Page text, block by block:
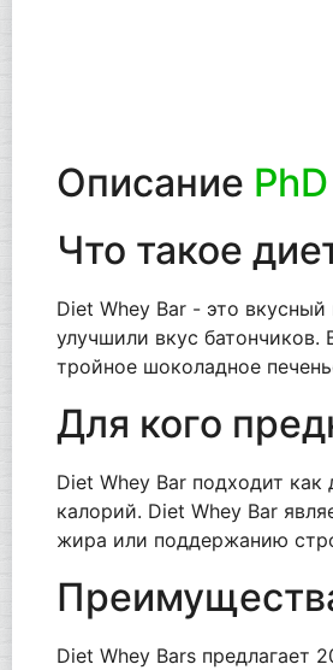
Описание
Что такое
Diet Whey Bar - это
улучшили вкус
тройное шоколадное
Для кого
Diet Whey Bar подходит
калорий. Diet Whey Bar
жира или поддержанию
Diet Whey Bars предлагает